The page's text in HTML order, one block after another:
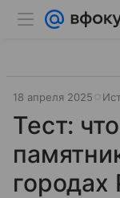
18 апреля 2025
Тест:
городах